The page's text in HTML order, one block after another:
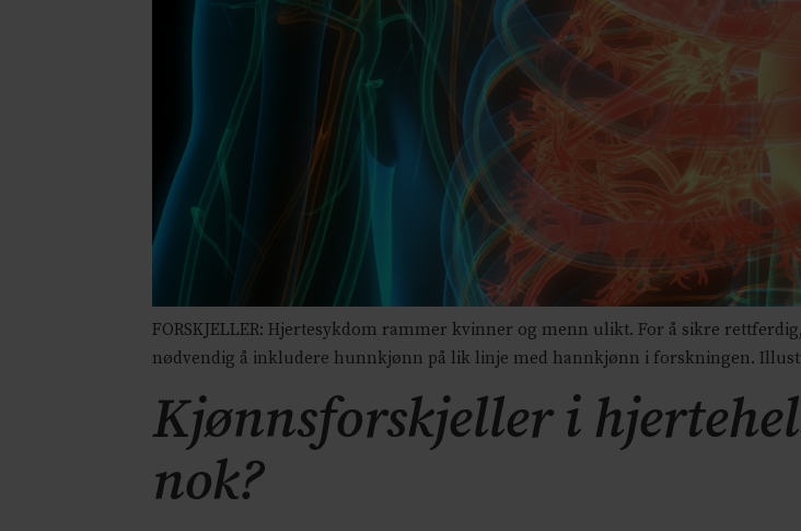
FORSKJELLER: Hjertesykdom rammer kvinner og menn ulikt. For å sikre
nødvendig å inkludere hunnkjønn på lik linje med hannkjønn i forskningen.
Kjønnsforskjeller i
nok?